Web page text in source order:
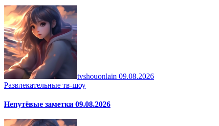
tvshouonlain 09.08.2026
Развлекательные тв-шоу
Непутёвые заметки 09.08.2026